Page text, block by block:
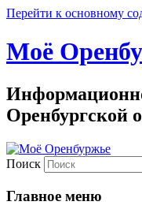
Перейти к основному
Моё
Оренбургской
Поиск
Главное меню